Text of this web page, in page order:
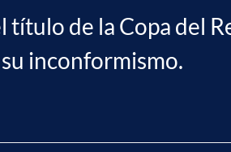
título de la Copa del
inconformismo.